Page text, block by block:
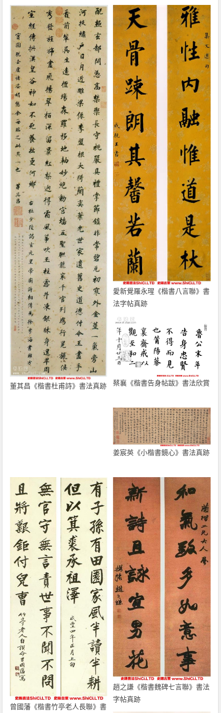
董其昌《楷書杜甫詩》書法真跡
愛新覺羅永瑆《楷書八言聯》書
法字帖真跡
蔡襄《楷書告身帖跋》書法欣賞
姜宸英《小楷書鏡心》書法真跡
曾國藩《楷書竹亭老人長聯》書
趙之謙《楷書魏碑七言聯》書法
字帖真跡